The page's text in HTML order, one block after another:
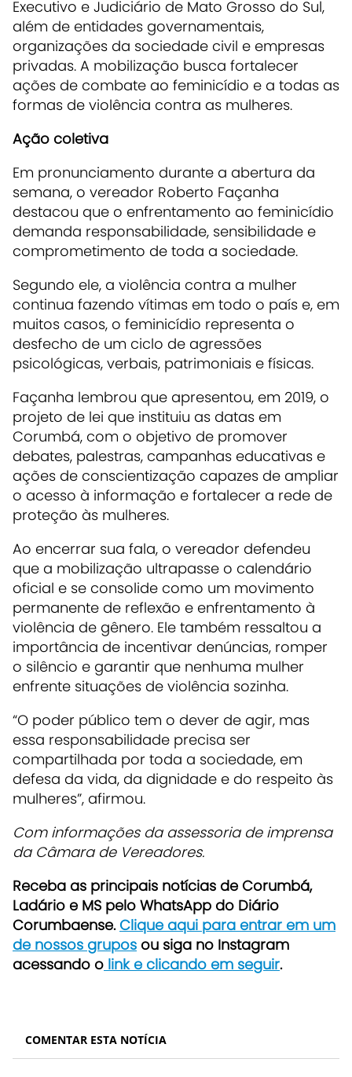
Executivo e Judiciário de Mato Grosso do Sul,
além de entidades governamentais,
organizações da sociedade civil e empresas
privadas. A mobilização busca fortalecer
ações de combate ao feminicídio e a todas as
formas de violência contra as mulheres.
Ação coletiva
Em pronunciamento durante a abertura da
semana, o vereador Roberto Façanha
destacou que o enfrentamento ao feminicídio
demanda responsabilidade, sensibilidade e
comprometimento de toda a sociedade.
Segundo ele, a violência contra a mulher
continua fazendo vítimas em todo o país e, em
muitos casos, o feminicídio representa o
desfecho de um ciclo de agressões
psicológicas, verbais, patrimoniais e físicas.
Façanha lembrou que apresentou, em 2019, o
projeto de lei que instituiu as datas em
Corumbá, com o objetivo de promover
debates, palestras, campanhas educativas e
ações de conscientização capazes de ampliar
o acesso à informação e fortalecer a rede de
proteção às mulheres.
Ao encerrar sua fala, o vereador defendeu
que a mobilização ultrapasse o calendário
oficial e se consolide como um movimento
permanente de reflexão e enfrentamento à
violência de gênero. Ele também ressaltou a
importância de incentivar denúncias, romper
o silêncio e garantir que nenhuma mulher
enfrente situações de violência sozinha.
“O poder público tem o dever de agir, mas
essa responsabilidade precisa ser
compartilhada por toda a sociedade, em
defesa da vida, da dignidade e do respeito às
mulheres”, afirmou.
Com informações da assessoria de imprensa
da Câmara de Vereadores.
Receba as principais notícias de Corumbá,
Ladário e MS pelo WhatsApp do Diário
Corumbaense.Clique aqui para entrar em um
de nossos grupos ou siga no Instagram
acessando o link e clicando em seguir.
COMENTAR ESTA NOTÍCIA